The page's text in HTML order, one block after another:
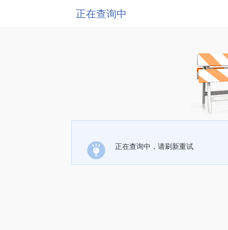
正在查询中
正在查询中，请刷新重试